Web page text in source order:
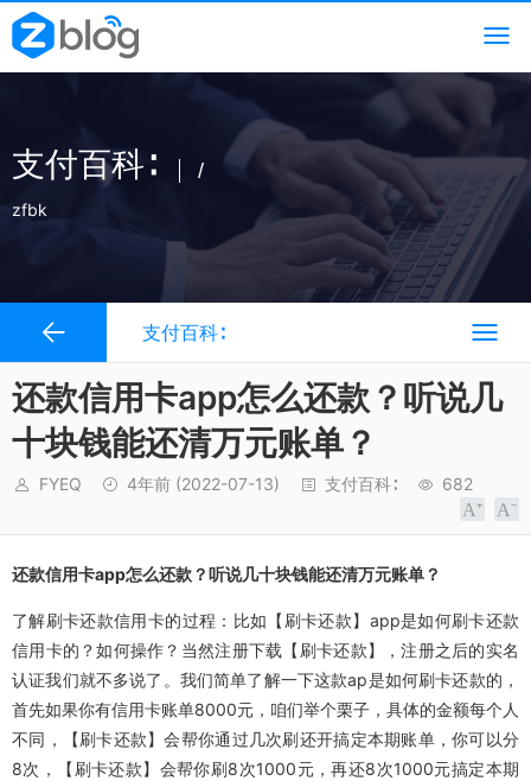
支付百科∶ /
zfbk
支付百科∶
还款信用卡app怎么还款？听说几
十块钱能还清万元账单？
FYEQ 4年前 (2022-07-13) 支付百科∶ 682
还款信用卡app怎么还款？听说几十块钱能还清万元账单？
了解刷卡还款信用卡的过程：比如【刷卡还款】app是如何刷卡还款
信用卡的？如何操作？当然注册下载【刷卡还款】，注册之后的实名
认证我们就不多说了。我们简单了解一下这款ap是如何刷卡还款的，
首先如果你有信用卡账单8000元，咱们举个栗子，具体的金额每个人
不同，【刷卡还款】会帮你通过几次刷还开搞定本期账单，你可以分
8次，【刷卡还款】会帮你刷8次1000元，再还8次1000元搞定本期